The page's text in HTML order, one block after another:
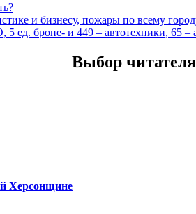
и бизнесу, пожары по всему
ед. броне- и 449 – автотехники, 65
Выбор читателя
Херсонщине